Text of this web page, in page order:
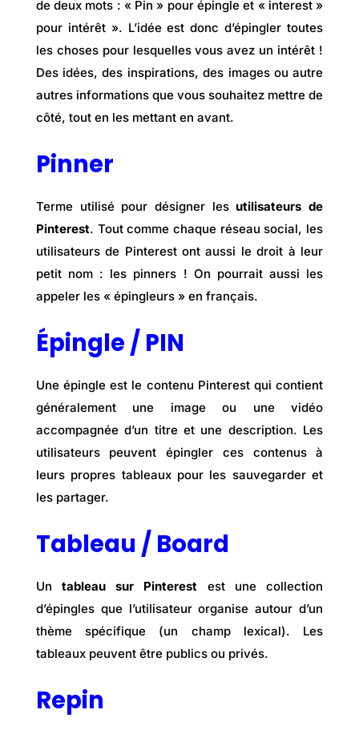
de deux mots : « Pin » pour épingle et « interest »
pour intérêt ». L’idée est donc d’épingler toutes
les choses pour lesquelles vous avez un intérêt !
Des idées, des inspirations, des images ou autre
autres informations que vous souhaitez mettre de
côté, tout en les mettant en avant.
Pinner
Terme utilisé pour désigner les utilisateurs de
Pinterest. Tout comme chaque réseau social, les
utilisateurs de Pinterest ont aussi le droit à leur
petit nom : les pinners ! On pourrait aussi les
appeler les « épingleurs » en français.
Épingle / PIN
Une épingle est le contenu Pinterest qui contient
généralement une image ou une vidéo
accompagnée d’un titre et une description. Les
utilisateurs peuvent épingler ces contenus à
leurs propres tableaux pour les sauvegarder et
les partager.
Tableau / Board
Untableau sur Pinterest est une collection
d’épingles que l’utilisateur organise autour d’un
thème spécifique (un champ lexical). Les
tableaux peuvent être publics ou privés.
Repin